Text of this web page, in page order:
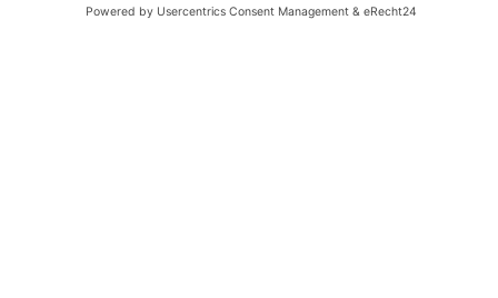
durch GoBD-konforme Archivierung,